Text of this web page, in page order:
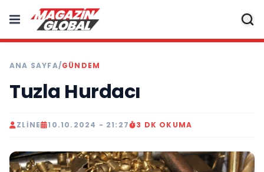
ANA SAYFA/GÜNDEM
Tuzla Hurdacı
ZLINE 10.10.2024 - 21:27 3 DK OKUMA